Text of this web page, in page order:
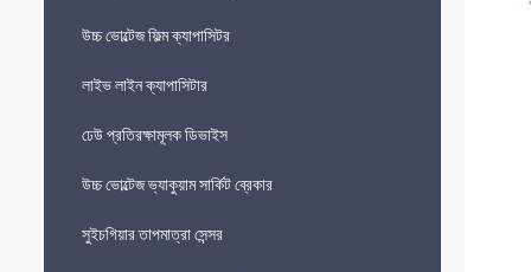
উচ্চ ভোল্টেজ ফিল্ম ক্যাপাসিটর
লাইভ লাইন ক্যাপাসিটার
ঢেউ প্রতিরক্ষামূলক ডিভাইস
উচ্চ ভোল্টেজ ভ্যাকুয়াম সার্কিট ব্রেকার
সুইচগিয়ার তাপমাত্রা সেন্সর